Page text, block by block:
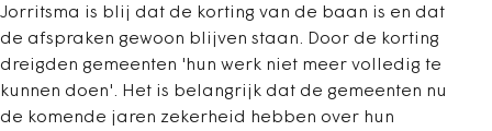
Jorritsma is blij dat de korting van de baan is en dat
de afspraken gewoon blijven staan. Door de korting
dreigden gemeenten 'hun werk niet meer volledig te
kunnen doen'. Het is belangrijk dat de gemeenten nu
de komende jaren zekerheid hebben over hun